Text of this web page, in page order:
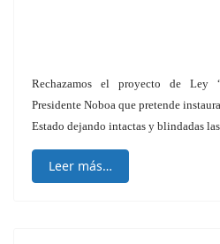
Rechazamos el proyecto de Ley
Presidente Noboa que pretende
Estado dejando intactas y blindadas
Leer más…